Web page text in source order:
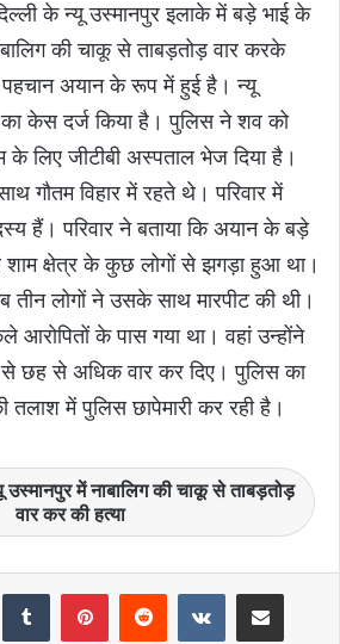
दिल्ली के न्यू उस्मानपुर इलाके में बड़े भाई के
की चाकू से ताबड़तोड़ वार करके
अयान के रूप में हुई है। न्यू
का केस दर्ज किया है। पुलिस ने शव को
के लिए जीटीबी अस्पताल भेज दिया है।
गौतम विहार में रहते थे। परिवार में
हैं। परिवार ने बताया कि अयान के बड़े
शाम क्षेत्र के कुछ लोगों से झगड़ा हुआ था।
तीन लोगों ने उसके साथ मारपीट की थी।
के पास गया था। वहां उन्होंने
छह से अधिक वार कर दिए। पुलिस का
तलाश में पुलिस छापेमारी कर रही है।
उस्मानपुर में नाबालिग की चाकू से ताबड़तोड़
वार कर की हत्या